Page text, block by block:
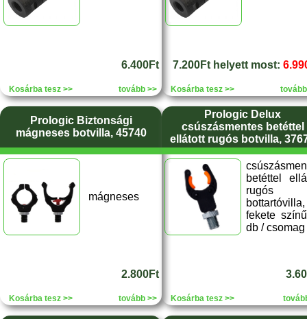
6.400Ft
Kosárba tesz >> tovább >>
7.200Ft helyett most:
Kosárba tesz >>
Prologic Biztonsági
mágneses botvilla, 45740
mágneses
2.800Ft
Kosárba tesz >> tovább >>
Prologic Delux
csúszásmentes betéttel
ellátott rugós botvilla,
betéttel
rugós
bottartóvilla,
fekete
db / csomag
Kosárba tesz >>